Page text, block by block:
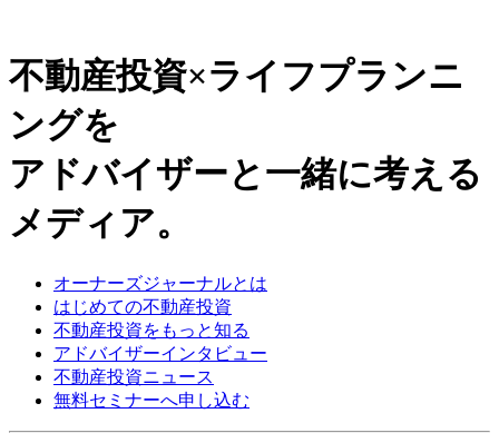
不動産投資×ライフプランニ
ングを
アドバイザーと一緒に考える
メディア。
オーナーズジャーナルとは
はじめての不動産投資
不動産投資をもっと知る
アドバイザーインタビュー
不動産投資ニュース
無料セミナーへ申し込む